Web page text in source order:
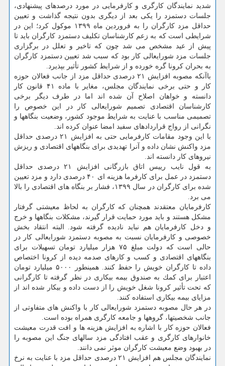
شدید نمایندگان كارگری و كارفرمایی در مورد درصدهای پیشنهادی،
جلسات دستمزد را یكی بعد از دیگری بدون نتیجه گذاشت و تعیین
حداقل مزد كارگران را به فروردین ماه ۱۳۹۹ موكول كرد؛ این در
شرایطی است كه به زعم كارشناسان تكلیف دستمزد كارگران باید تا
پیش از عید مشخص می شد چون كه تاخیر و تعلل در برگزاری
جلسات مزد شورایعالی كار بود كه سبب شد تعیین دستمزد كارگران
به بحران كرونا گره خورده و از شرایط كشور تأثیر بپذیرد.
باآنكه مصوبه افزایش ۲۱ درصدی حداقل مزد از جانب فعالان حوزه
كار و حتی برخی نمایندگان مجلس، مغایر با ماده ۴۱ قانون كار
دانسته و خواهان اصلاح آن شده اند اما در طرف دیگر برخی
كارشناسان اقتصادی تصمیم شورایعالی كار در این خصوص را
تصمیمی مناسب با عنایت به شرایط موجود كشور، وضعیت بنگاهها و
نگرانی از رواج قراردادهای سفید امضا عنوان كرده اند.
با این وجود مقامات كارفرمایی حتی به افزایش ۲۱ درصدی حداقل
مزد واكنش نشان داده و آنرا تهدیدی برای بنگاههای اقتصادی و ریزش
نیروهای كار دانسته اند.
به قول نایب رییس اتاق بازرگانی افزایش ۲۱ درصدی حداقل
دستمزد در عمل برای كارفرما هزینه ای ۴۰ درصدی دارد و مزد تعیین
شده برای كارگران در سال ۱۳۹۹، فشار بر بنگاه های اقتصادی را بالا
می برد.
كارفرمایان معتقدند همچنان كه كارگران به لحاظ معیشتی گرفتار
مشكل هستند و باید مورد حمایت قرار گیرند، مشكلات بنگاهها و خرج
و دخل كارفرمایان هم نباید نادیده گرفته شود. البته انتقاد بخش
خصوصی و كارفرمایان نسبت به مصوبه دستمزد شورایعالی كار در
حالی است كه دولت مبلغ ۷۵ هزار میلیارد تومان تسهیلات برای
بنگاههای اقتصادی و كسب و كارهای صدمه دیده از كرونا اختصاص
داده تا كارگران خویش را حفظ كنند. همینطور ۵۰۰۰ میلیارد تومان
اعتبار برای كمك به صندوق بیمه بیكاری در نظر گرفته تا كارگرانی
كه تحت تأثیر كرونا شغل خویش را از دست داده و بیكار شده اند از
مزایای بیمه بیكاری استفاده كنند.
در هر حال مصوبه دستمزد شورایعالی كار با واكنش های متفاوتی از
جانب شخصیتها، گروهها و جامعه كارگری همراه بوده است.
فعالان حوزه كار با اشاره به افزایش هزینه ها و افت قدرت معیشت
خانوارهای كارگری و عقب افتادگی مزد سالهای جنگ این مصوبه را
در بهبود وضع معیشت كارگران موثر نمی دانند.
نمایندگان مجلس هم افزایش ۲۱ درصدی حداقل مزد با عنایت به نرخ